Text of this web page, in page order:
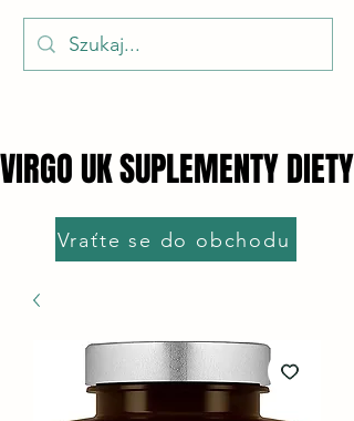
VIRGO UK SUPLEMENTY DIETY
VIRGO UK SUPLEMENTY DIETY
Vraťte se do obchodu